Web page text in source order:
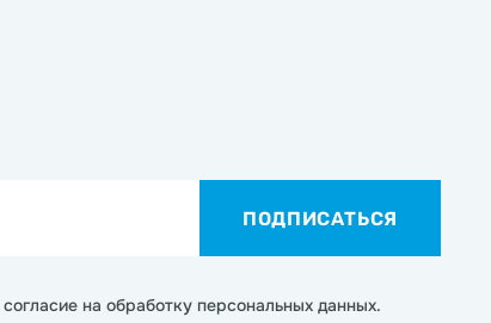
ПОДПИСАТЬСЯ
согласие на обработку персональных данных.